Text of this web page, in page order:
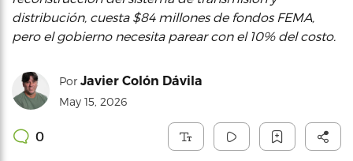
distribución, cuesta $84 millones de fondos FEMA,
pero el gobierno necesita parear con el 10% del costo.
Por Javier Colón Dávila
May 15, 2026
0